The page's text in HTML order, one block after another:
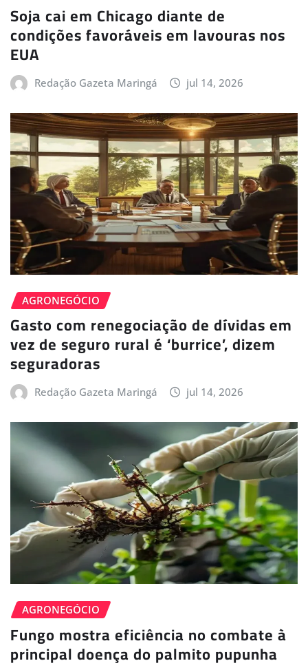
Soja cai em Chicago diante de
condições favoráveis em lavouras nos
EUA
Redação Gazeta Maringá jul 14, 2026
AGRONEGÓCIO
Gasto com renegociação de dívidas em
vez de seguro rural é ‘burrice’, dizem
seguradoras
Redação Gazeta Maringá jul 14, 2026
AGRONEGÓCIO
Fungo mostra eficiência no combate à
principal doença do palmito pupunha